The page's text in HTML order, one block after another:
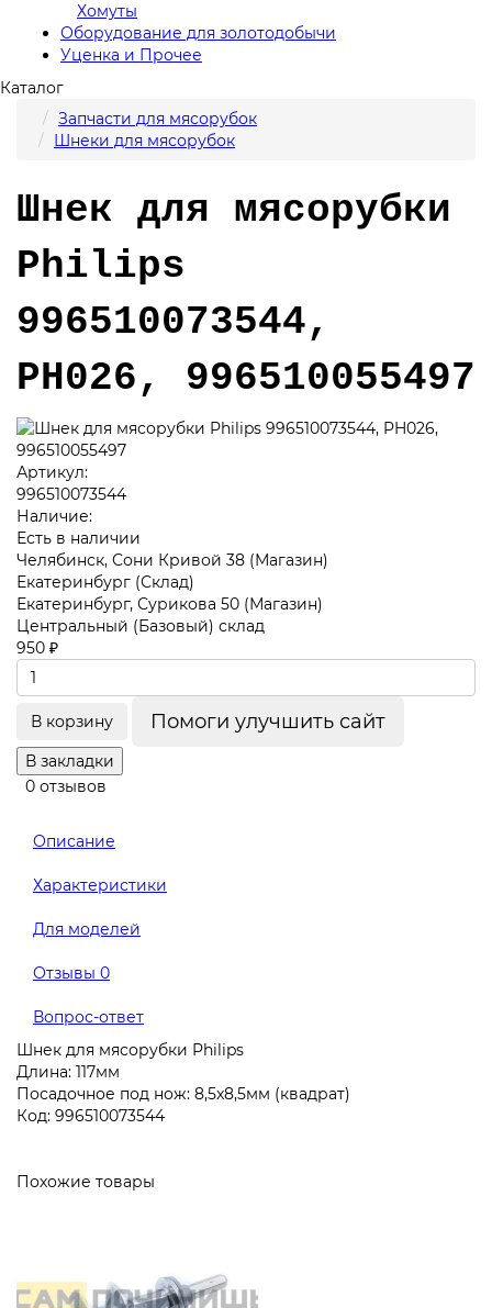
Хомуты
Оборудование для золотодобычи
Уценка и Прочее
Каталог
Запчасти для мясорубок
Шнеки для мясорубок
Шнек для мясорубки
Philips
996510073544,
PH026, 996510055497
Артикул:
996510073544
Наличие:
Есть в наличии
Челябинск, Сони Кривой 38 (Магазин)
Екатеринбург (Склад)
Екатеринбург, Сурикова 50 (Магазин)
Центральный (Базовый) склад
950 ₽
В корзину Помоги улучшить сайт
В закладки
0 отзывов
Описание
Характеристики
Для моделей
Отзывы 0
Вопрос-ответ
Шнек для мясорубки Philips
Длина: 117мм
Посадочное под нож: 8,5x8,5мм (квадрат)
Код: 996510073544
Похожие товары